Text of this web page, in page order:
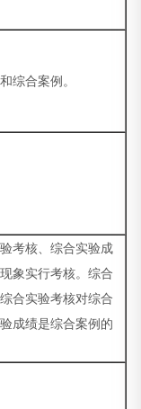
综合案例。
考核、综合实验成
象实行考核。综合
合实验考核对综合
成绩是综合案例的